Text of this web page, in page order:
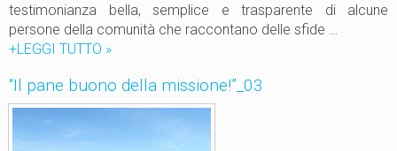
a
m
s
s
testimonianza bella, semplice e trasparente di alcune
persone della comunità che raccontano delle sfide …
+LEGGI TUTTO
l
p
»
“Il pane buono della missione!”_03